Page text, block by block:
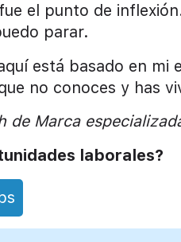
el punto de
parar.
está basado en mi
no conoces y has
de Marca
laborales?